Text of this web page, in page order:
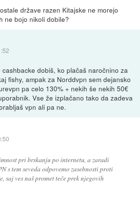
države razen Kitajske ne morejo
ne bojo nikoli dobile?
dobiš, ko plačaš naročnino za
fishy, ampak za Norddvpn sem dejansko
pa celo 130% + nekih še nekih 50€
Vse že izplačano tako da zadeva
vpn ali pa ne.
pri brskanju po internetu, a zaradi
s tem seveda odpovemo zasebnosti proti
saj ves naš promet teče prek njegovih